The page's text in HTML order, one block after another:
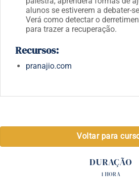
alunos se estiverem a debater-
Verá como detectar o
para trazer a recuperação.
Recursos:
pranajio.com
Voltar para
DURAÇÃO
1 HORA